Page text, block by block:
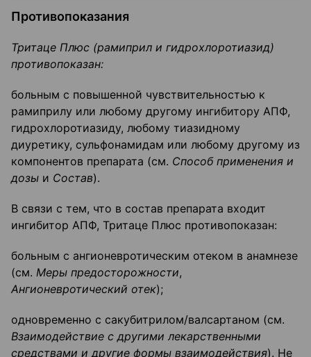
Противопоказания
Тритаце Плюс (рамиприл и гидрохлоротиазид)
противопоказан:
больным с повышенной чувствительностью к
рамиприлу или любому другому ингибитору АПФ,
гидрохлоротиазиду, любому тиазидному
диуретику, сульфонамидам или любому другому из
компонентов препарата (см. Способ применения и
дозы и Состав).
В связи с тем, что в состав препарата входит
ингибитор АПФ, Тритаце Плюс противопоказан:
больным с ангионевротическим отеком в анамнезе
(см. Меры предосторожности,
Ангионевротический отек);
одновременно с сакубитрилом/валсартаном (см.
Взаимодействие с другими лекарственными
средствами и другие формы взаимодействия). Не